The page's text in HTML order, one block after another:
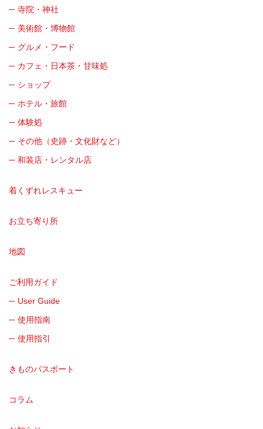
寺院・神社
美術館・博物館
グルメ・フード
カフェ・日本茶・甘味処
ショップ
ホテル・旅館
体験処
その他（史跡・文化財など）
和装店・レンタル店
着くずれレスキュー
お立ち寄り所
地図
ご利用ガイド
User Guide
使用指南
使用指引
きものパスポート
コラム